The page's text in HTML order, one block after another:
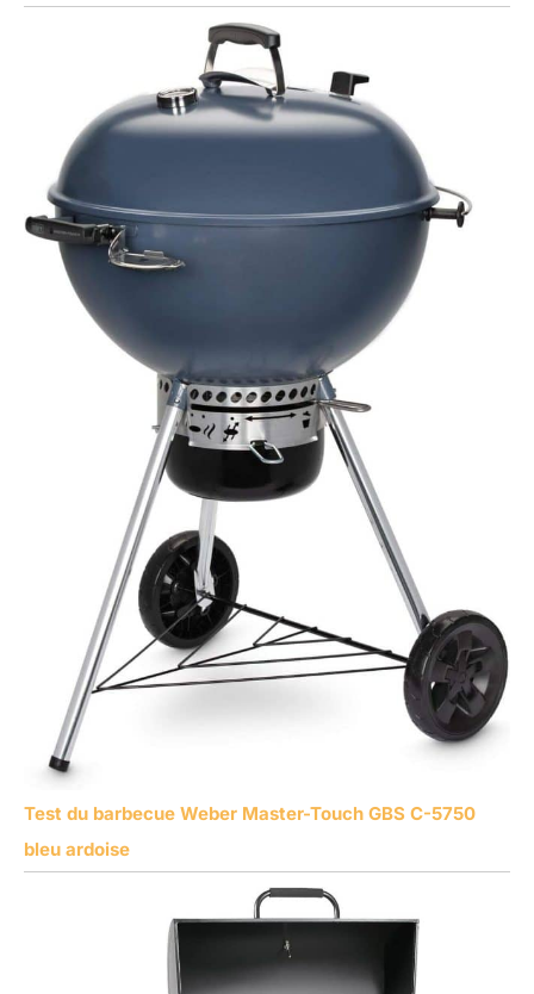
Test du barbecue Weber Master-Touch GBS C-5750
bleu ardoise